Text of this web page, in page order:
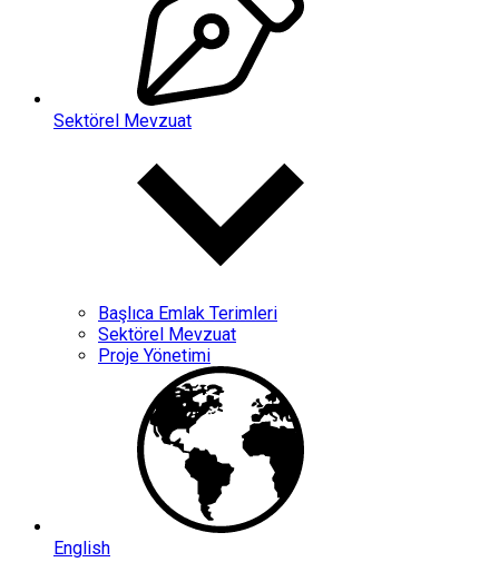
Sektörel Mevzuat
Başlıca Emlak Terimleri
Sektörel Mevzuat
Proje Yönetimi
English